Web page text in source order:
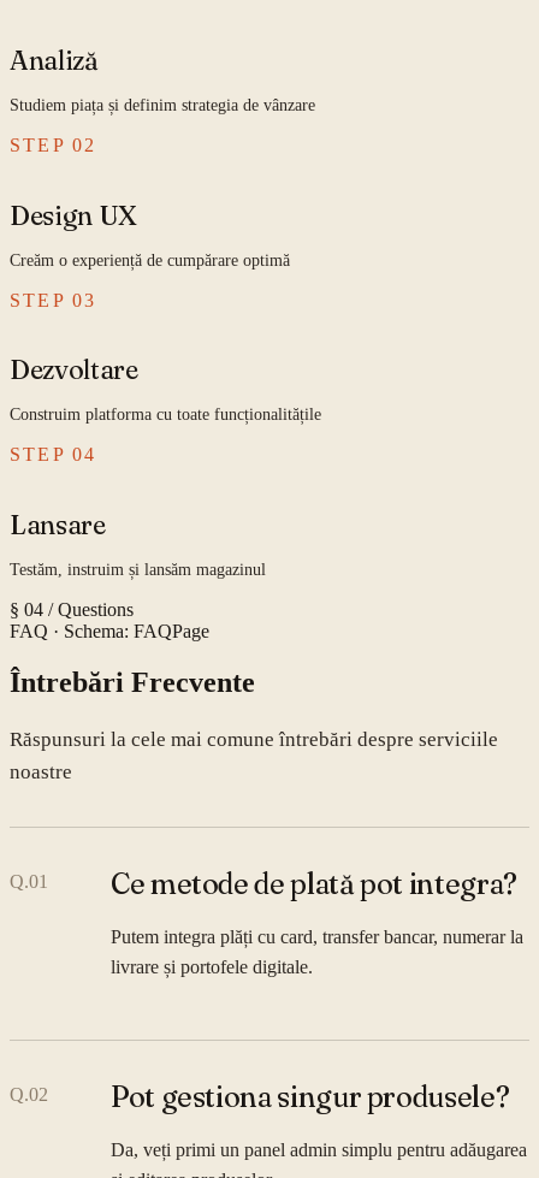
Analiză
Studiem piața și definim strategia de vânzare
STEP02
Design UX
Creăm o experiență de cumpărare optimă
STEP03
Dezvoltare
Construim platforma cu toate funcționalitățile
STEP04
Lansare
Testăm, instruim și lansăm magazinul
§ 04 / Questions
FAQ · Schema: FAQPage
Întrebări Frecvente
Răspunsuri la cele mai comune întrebări despre serviciile
noastre
Q.01 Ce metode de plată pot integra?
Putem integra plăți cu card, transfer bancar, numerar la
livrare și portofele digitale.
Q.02 Pot gestiona singur produsele?
Da, veți primi un panel admin simplu pentru adăugarea